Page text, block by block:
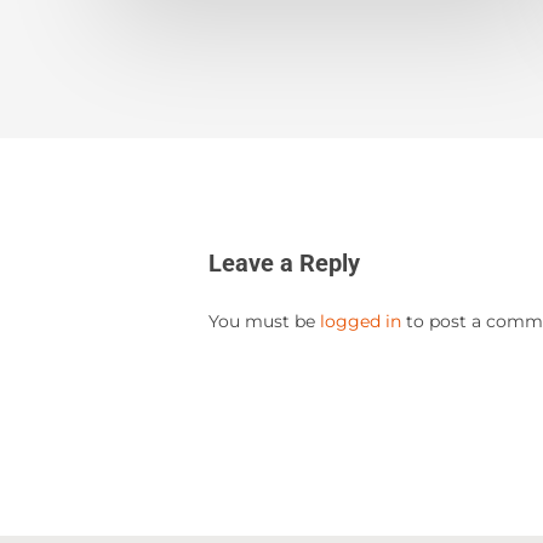
Leave a Reply
You must be logged in to post a